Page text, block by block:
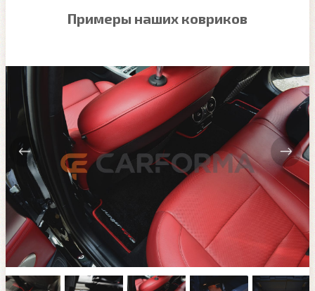
Примеры наших ковриков